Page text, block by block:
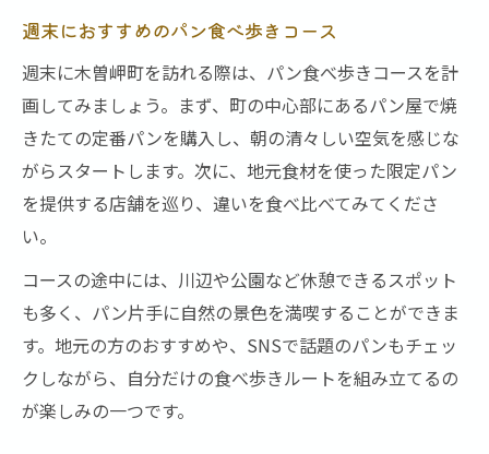
週末におすすめのパン食べ歩きコース
週末に木曽岬町を訪れる際は、パン食べ歩きコースを計
画してみましょう。まず、町の中心部にあるパン屋で焼
きたての定番パンを購入し、朝の清々しい空気を感じな
がらスタートします。次に、地元食材を使った限定パン
を提供する店舗を巡り、違いを食べ比べてみてくださ
い。
コースの途中には、川辺や公園など休憩できるスポット
も多く、パン片手に自然の景色を満喫することができま
す。地元の方のおすすめや、SNSで話題のパンもチェッ
クしながら、自分だけの食べ歩きルートを組み立てるの
が楽しみの一つです。